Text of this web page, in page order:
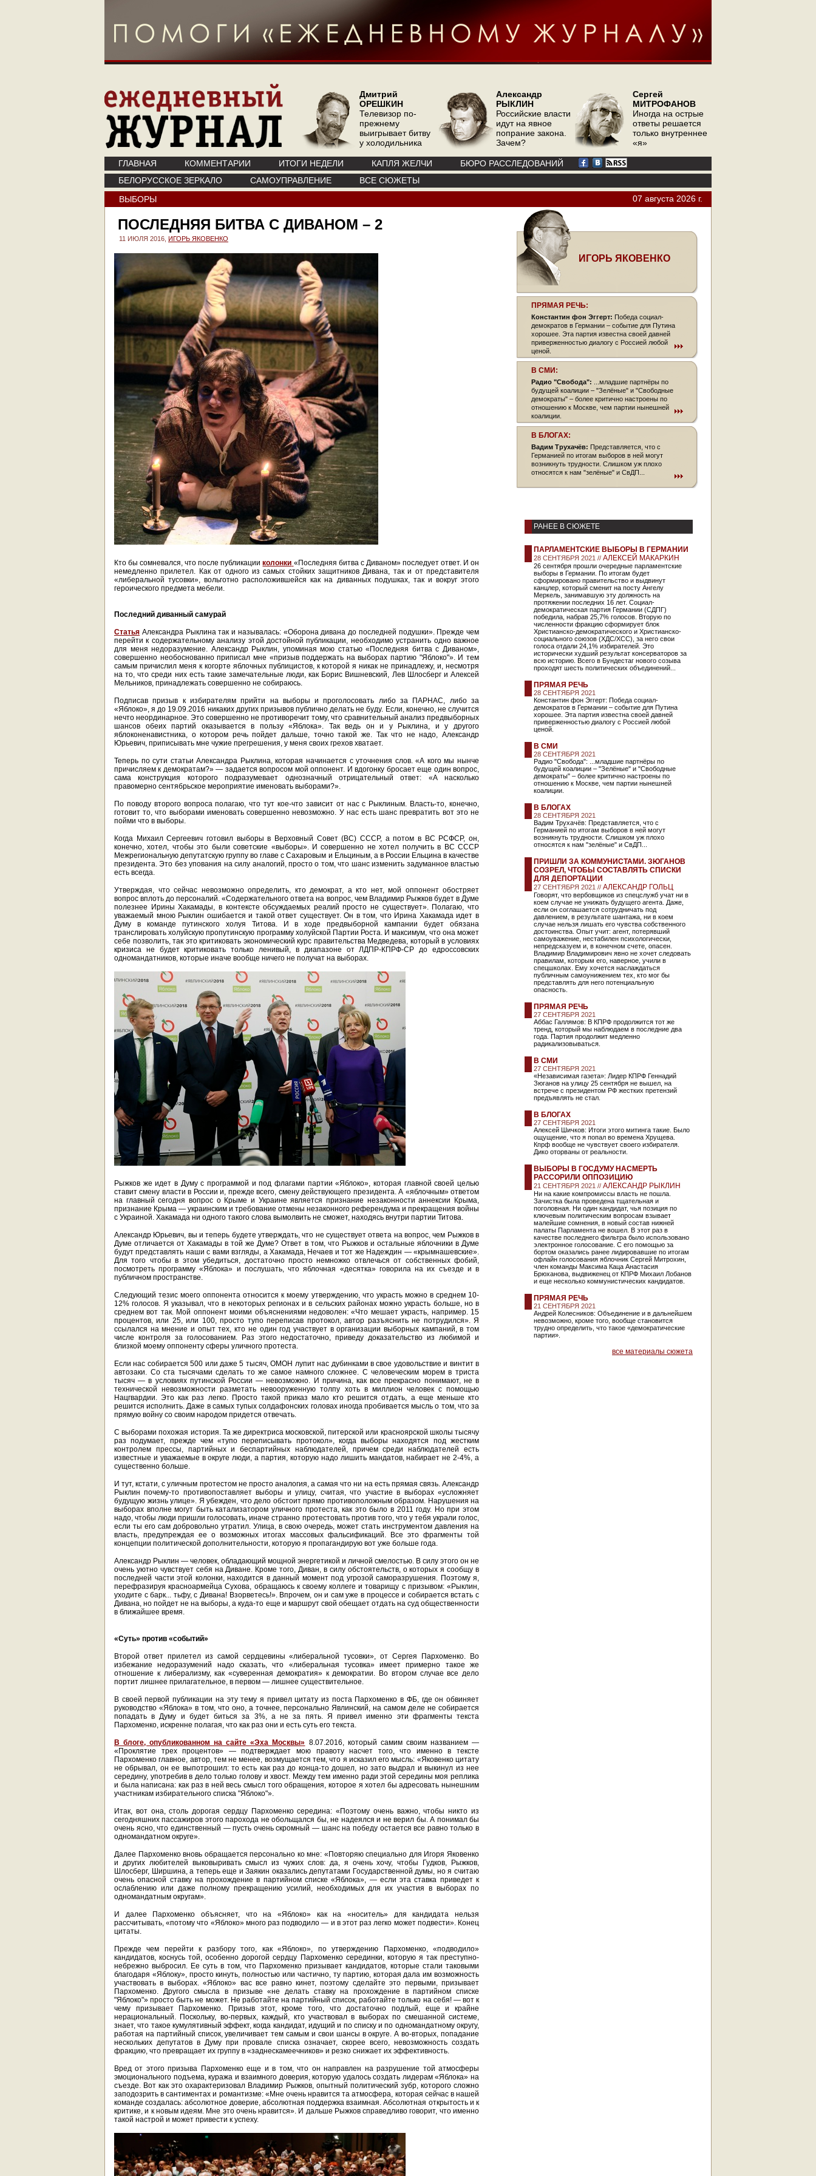
Дмитрий
ОРЕШКИН
Телевизор по-
прежнему
выигрывает битву
у холодильника
Александр
РЫКЛИН
Российские власти
идут на явное
попрание закона.
Зачем?
Сергей
МИТРОФАНОВ
Иногда на острые
ответы решается
только внутреннее
«я»
ГЛАВНАЯ КОММЕНТАРИИ ИТОГИ НЕДЕЛИ КАПЛЯ ЖЕЛЧИ
БЮРО РАССЛЕДОВАНИЙ
БЕЛОРУССКОЕ ЗЕРКАЛО
САМОУПРАВЛЕНИЕ
ВСЕ СЮЖЕТЫ
ВЫБОРЫ
07 августа 2026 г.
ПОСЛЕДНЯЯ БИТВА С ДИВАНОМ – 2
11 ИЮЛЯ 2016, ИГОРЬ ЯКОВЕНКО
Кто бы сомневался, что после публикацииколонки «Последняя битва с Диваном» последует ответ. И он
немедленно прилетел. Как от одного из самых стойких защитников Дивана, так и от представителя
«либеральной тусовки», вольготно расположившейся как на диванных подушках, так и вокруг этого
героического предмета мебели.
Последний диванный самурай
Статья Александра Рыклина так и называлась: «Оборона дивана до последней подушки». Прежде чем
перейти к содержательному анализу этой достойной публикации, необходимо устранить одно важное
для меня недоразумение. Александр Рыклин, упоминая мою статью «Последняя битва с Диваном»,
совершенно необоснованно приписал мне «призыв поддержать на выборах партию "Яблоко"». И тем
самым причислил меня к когорте яблочных публицистов, к которой я никак не принадлежу, и, несмотря
на то, что среди них есть такие замечательные люди, как Борис Вишневский, Лев Шлосберг и Алексей
Мельников, принадлежать совершенно не собираюсь.
Подписав призыв к избирателям прийти на выборы и проголосовать либо за ПАРНАС, либо за
«Яблоко», я до 19.09.2016 никаких других призывов публично делать не буду. Если, конечно, не случится
нечто неординарное. Это совершенно не противоречит тому, что сравнительный анализ предвыборных
шансов обеих партий оказывается в пользу «Яблока». Так ведь он и у Рыклина, и у другого
яблоконенавистника, о котором речь пойдет дальше, точно такой же. Так что не надо, Александр
Юрьевич, приписывать мне чужие прегрешения, у меня своих грехов хватает.
Теперь по сути статьи Александра Рыклина, которая начинается с уточнения слов. «А кого мы нынче
причисляем к демократам?» — задается вопросом мой оппонент. И вдогонку бросает еще один вопрос,
сама конструкция которого подразумевает однозначный отрицательный ответ: «А насколько
правомерно сентябрьское мероприятие именовать выборами?».
По поводу второго вопроса полагаю, что тут кое-что зависит от нас с Рыклиным. Власть-то, конечно,
готовит то, что выборами именовать совершенно невозможно. У нас есть шанс превратить вот это не
пойми что в выборы.
Когда Михаил Сергеевич готовил выборы в Верховный Совет (ВС) СССР, а потом в ВС РСФСР, он,
конечно, хотел, чтобы это были советские «выборы». И совершенно не хотел получить в ВС СССР
Межрегиональную депутатскую группу во главе с Сахаровым и Ельциным, а в России Ельцина в качестве
президента. Это без упования на силу аналогий, просто о том, что шанс изменить задуманное властью
есть всегда.
Утверждая, что сейчас невозможно определить, кто демократ, а кто нет, мой оппонент обостряет
вопрос вплоть до персоналий. «Содержательного ответа на вопрос, чем Владимир Рыжков будет в Думе
полезнее Ирины Хакамады, в контексте обсуждаемых реалий просто не существует». Полагаю, что
уважаемый мною Рыклин ошибается и такой ответ существует. Он в том, что Ирина Хакамада идет в
Думу в команде путинского холуя Титова. И в ходе предвыборной кампании будет обязана
транслировать холуйскую пропутинскую программу холуйской Партии Роста. И максимум, что она может
себе позволить, так это критиковать экономический курс правительства Медведева, который в условиях
кризиса не будет критиковать только ленивый, в диапазоне от ЛДПР-КПРФ-СР до едроссовских
одномандатников, которые иначе вообще ничего не получат на выборах.
Рыжков же идет в Думу с программой и под флагами партии «Яблоко», которая главной своей целью
ставит смену власти в России и, прежде всего, смену действующего президента. А «яблочным» ответом
на главный сегодня вопрос о Крыме и Украине является признание незаконности аннексии Крыма,
признание Крыма — украинским и требование отмены незаконного референдума и прекращения войны
с Украиной. Хакамада ни одного такого слова вымолвить не сможет, находясь внутри партии Титова.
Александр Юрьевич, вы и теперь будете утверждать, что не существует ответа на вопрос, чем Рыжков в
Думе отличается от Хакамады в той же Думе? Ответ в том, что Рыжков и остальные яблочники в Думе
будут представлять наши с вами взгляды, а Хакамада, Нечаев и тот же Надеждин — «крымнашевские».
Для того чтобы в этом убедиться, достаточно просто немножко отвлечься от собственных фобий,
посмотреть программу «Яблока» и послушать, что яблочная «десятка» говорила на их съезде и в
публичном пространстве.
Следующий тезис моего оппонента относится к моему утверждению, что украсть можно в среднем 10-
12% голосов. Я указывал, что в некоторых регионах и в сельских районах можно украсть больше, но в
среднем вот так. Мой оппонент моими объяснениями недоволен: «Что мешает украсть, например. 15
процентов, или 25, или 100, просто тупо переписав протокол, автор разъяснить не потрудился». Я
ссылался на мнение и опыт тех, кто не один год участвует в организации выборных кампаний, в том
числе контроля за голосованием. Раз этого недостаточно, приведу доказательство из любимой и
близкой моему оппоненту сферы уличного протеста.
Если нас собирается 500 или даже 5 тысяч, ОМОН лупит нас дубинками в свое удовольствие и винтит в
автозаки. Со ста тысячами сделать то же самое намного сложнее. С человеческим морем в триста
тысяч — в условиях путинской России — невозможно. И причина, как все прекрасно понимают, не в
технической невозможности разметать невооруженную толпу хоть в миллион человек с помощью
Нацгвардии. Это как раз легко. Просто такой приказ мало кто решится отдать, а еще меньше кто
решится исполнить. Даже в самых тупых солдафонских головах иногда пробивается мысль о том, что за
прямую войну со своим народом придется отвечать.
С выборами похожая история. Та же директриса московской, питерской или красноярской школы тысячу
раз подумает, прежде чем «тупо переписывать протокол», когда выборы находятся под жестким
контролем прессы, партийных и беспартийных наблюдателей, причем среди наблюдателей есть
известные и уважаемые в округе люди, а партия, которую надо лишить мандатов, набирает не 2-4%, а
существенно больше.
И тут, кстати, с уличным протестом не просто аналогия, а самая что ни на есть прямая связь. Александр
Рыклин почему-то противопоставляет выборы и улицу, считая, что участие в выборах «усложняет
будущую жизнь улице». Я убежден, что дело обстоит прямо противоположным образом. Нарушения на
выборах вполне могут быть катализатором уличного протеста, как это было в 2011 году. Но при этом
надо, чтобы люди пришли голосовать, иначе странно протестовать против того, что у тебя украли голос,
если ты его сам добровольно утратил. Улица, в свою очередь, может стать инструментом давления на
власть, предупреждая ее о возможных итогах массовых фальсификаций. Все это фрагменты той
концепции политической дополнительности, которую я пропагандирую вот уже больше года.
Александр Рыклин — человек, обладающий мощной энергетикой и личной смелостью. В силу этого он не
очень уютно чувствует себя на Диване. Кроме того, Диван, в силу обстоятельств, о которых я сообщу в
последней части этой колонки, находится в данный момент под угрозой саморазрушения. Поэтому я,
перефразируя красноармейца Сухова, обращаюсь к своему коллеге и товарищу с призывом: «Рыклин,
уходите с барк... тьфу, с Дивана! Взорветесь!». Впрочем, он и сам уже в процессе и собирается встать с
Дивана, но пойдет не на выборы, а куда-то еще и маршрут свой обещает отдать на суд общественности
в ближайшее время.
«Суть» против «событий»
Второй ответ прилетел из самой сердцевины «либеральной тусовки», от Сергея Пархоменко. Во
избежание недоразумений надо сказать, что «либеральная тусовка» имеет примерно такое же
отношение к либерализму, как «суверенная демократия» к демократии. Во втором случае все дело
портит лишнее прилагательное, в первом — лишнее существительное.
В своей первой публикации на эту тему я привел цитату из поста Пархоменко в ФБ, где он обвиняет
руководство «Яблока» в том, что оно, а точнее, персонально Явлинский, на самом деле не собирается
попадать в Думу и будет биться за 3%, а не за пять. Я привел именно эти фрагменты текста
Пархоменко, искренне полагая, что как раз они и есть суть его текста.
В блоге, опубликованном на сайте «Эха Москвы» 8.07.2016, который самим своим названием —
«Проклятие трех процентов» — подтверждает мою правоту насчет того, что именно в тексте
Пархоменко главное, автор, тем не менее, возмущается тем, что я исказил его мысль: «Яковенко цитату
не обрывал, он ее выпотрошил: то есть как раз до конца-то дошел, но зато выдрал и выкинул из нее
середину, употребив в дело только голову и хвост. Между тем именно ради этой середины моя реплика
и была написана: как раз в ней весь смысл того обращения, которое я хотел бы адресовать нынешним
участникам избирательного списка "Яблоко"».
Итак, вот она, столь дорогая сердцу Пархоменко середина: «Поэтому очень важно, чтобы никто из
сегодняшних пассажиров этого парохода не обольщался бы, не надеялся и не верил бы. А понимал бы
очень ясно, что единственный — пусть очень скромный — шанс на победу остается все равно только в
одномандатном округе».
Далее Пархоменко вновь обращается персонально ко мне: «Повторяю специально для Игоря Яковенко
и других любителей выковыривать смысл из чужих слов: да, я очень хочу, чтобы Гудков, Рыжков,
Шлосберг, Ширшина, а теперь еще и Заякин оказались депутатами Государственной думы, но я считаю
очень опасной ставку на прохождение в партийном списке «Яблока», — если эта ставка приведет к
ослаблению или даже полному прекращению усилий, необходимых для их участия в выборах по
одномандатным округам».
И далее Пархоменко объясняет, что на «Яблоко» как на «носитель» для кандидата нельзя
рассчитывать, «потому что «Яблоко» много раз подводило — и в этот раз легко может подвести». Конец
цитаты.
Прежде чем перейти к разбору того, как «Яблоко», по утверждению Пархоменко, «подводило»
кандидатов, коснусь той, особенно дорогой сердцу Пархоменко серединки, которую я так преступно-
небрежно выбросил. Ее суть в том, что Пархоменко призывает кандидатов, которые стали таковыми
благодаря «Яблоку», просто кинуть, полностью или частично, ту партию, которая дала им возможность
участвовать в выборах. «Яблоко» вас все равно кинет, поэтому сделайте это первыми, призывает
Пархоменко. Другого смысла в призыве «не делать ставку на прохождение в партийном списке
"Яблоко"» просто быть не может. Не работайте на партийный список, работайте только на себя! — вот к
чему призывает Пархоменко. Призыв этот, кроме того, что достаточно подлый, еще и крайне
нерациональный. Поскольку, во-первых, каждый, кто участвовал в выборах по смешанной системе,
знает, что такое кумулятивный эффект, когда кандидат, идущий и по списку и по одномандатному округу,
работая на партийный список, увеличивает тем самым и свои шансы в округе. А во-вторых, попадание
нескольких депутатов в Думу при провале списка означает, скорее всего, невозможность создать
фракцию, что превращает их группу в «заднескамеечников» и резко снижает их эффективность.
Вред от этого призыва Пархоменко еще и в том, что он направлен на разрушение той атмосферы
эмоционального подъема, куража и взаимного доверия, которую удалось создать лидерам «Яблока» на
съезде. Вот как это охарактеризовал Владимир Рыжков, опытный политический зубр, которого сложно
заподозрить в сантиментах и романтизме: «Мне очень нравится та атмосфера, которая сейчас в нашей
команде создалась: абсолютное доверие, абсолютная поддержка взаимная. Абсолютная открытость и к
критике, и к новым идеям. Мне это очень нравится». И дальше Рыжков справедливо говорит, что именно
такой настрой и может привести к успеху.
ИГОРЬ ЯКОВЕНКО
ПРЯМАЯ РЕЧЬ:
Константин фон Эггерт: Победа социал-
демократов в Германии – событие для Путина
хорошее. Эта партия известна своей давней
приверженностью диалогу с Россией любой
ценой.
В СМИ:
Радио "Свобода": ...младшие партнёры по
будущей коалиции – "Зелёные" и "Свободные
демократы" – более критично настроены по
отношению к Москве, чем партии нынешней
коалиции.
В БЛОГАХ:
Вадим Трухачёв: Представляется, что с
Германией по итогам выборов в ней могут
возникнуть трудности. Слишком уж плохо
относятся к нам "зелёные" и СвДП...
РАНЕЕ В СЮЖЕТЕ
ПАРЛАМЕНТСКИЕ ВЫБОРЫ В ГЕРМАНИИ
28 СЕНТЯБРЯ 2021 // АЛЕКСЕЙ МАКАРКИН
26 сентября прошли очередные парламентские
выборы в Германии. По итогам будет
сформировано правительство и выдвинут
канцлер, который сменит на посту Ангелу
Меркель, занимавшую эту должность на
протяжении последних 16 лет. Социал-
демократическая партия Германии (СДПГ)
победила, набрав 25,7% голосов. Вторую по
численности фракцию сформирует блок
Христианско-демократического и Христианско-
социального союзов (ХДС/ХСС), за него свои
голоса отдали 24,1% избирателей. Это
исторически худший результат консерваторов за
всю историю. Всего в Бундестаг нового созыва
проходят шесть политических объединений...
ПРЯМАЯ РЕЧЬ
28 СЕНТЯБРЯ 2021
Константин фон Эггерт: Победа социал-
демократов в Германии – событие для Путина
хорошее. Эта партия известна своей давней
приверженностью диалогу с Россией любой
ценой.
В СМИ
28 СЕНТЯБРЯ 2021
Радио "Свобода": ...младшие партнёры по
будущей коалиции – "Зелёные" и "Свободные
демократы" – более критично настроены по
отношению к Москве, чем партии нынешней
коалиции.
В БЛОГАХ
28 СЕНТЯБРЯ 2021
Вадим Трухачёв: Представляется, что с
Германией по итогам выборов в ней могут
возникнуть трудности. Слишком уж плохо
относятся к нам "зелёные" и СвДП...
ПРИШЛИ ЗА КОММУНИСТАМИ. ЗЮГАНОВ
СОЗРЕЛ, ЧТОБЫ СОСТАВЛЯТЬ СПИСКИ
ДЛЯ ДЕПОРТАЦИИ
27 СЕНТЯБРЯ 2021 // АЛЕКСАНДР ГОЛЬЦ
Говорят, что вербовщиков из спецслужб учат ни в
коем случае не унижать будущего агента. Даже,
если он соглашается сотрудничать под
давлением, в результате шантажа, ни в коем
случае нельзя лишать его чувства собственного
достоинства. Опыт учит: агент, потерявший
самоуважение, нестабилен психологически,
непредсказуем и, в конечном счете, опасен.
Владимир Владимирович явно не хочет следовать
правилам, которым его, наверное, учили в
спецшколах. Ему хочется наслаждаться
публичным самоунижением тех, кто мог бы
представлять для него потенциальную
опасность.
ПРЯМАЯ РЕЧЬ
27 СЕНТЯБРЯ 2021
Аббас Галлямов: В КПРФ продолжится тот же
тренд, который мы наблюдаем в последние два
года. Партия продолжит медленно
радикализовываться.
В СМИ
27 СЕНТЯБРЯ 2021
«Независимая газета»: Лидер КПРФ Геннадий
Зюганов на улицу 25 сентября не вышел, на
встрече с президентом РФ жестких претензий
предъявлять не стал.
В БЛОГАХ
27 СЕНТЯБРЯ 2021
Алексей Шичков: Итоги этого митинга такие. Было
ощущение, что я попал во времена Хрущева.
Кпрф вообще не чувствует своего избирателя.
Дико оторваны от реальности.
ВЫБОРЫ В ГОСДУМУ НАСМЕРТЬ
РАССОРИЛИ ОППОЗИЦИЮ
21 СЕНТЯБРЯ 2021 // АЛЕКСАНДР РЫКЛИН
Ни на какие компромиссы власть не пошла.
Зачистка была проведена тщательная и
поголовная. Ни один кандидат, чья позиция по
ключевым политическим вопросам взывает
малейшие сомнения, в новый состав нижней
палаты Парламента не вошел. В этот раз в
качестве последнего фильтра было использовано
электронное голосование. С его помощью за
бортом оказались ранее лидировавшие по итогам
офлайн голосования яблочник Сергей Митрохин,
член команды Максима Каца Анастасия
Брюханова, выдвиженец от КПРФ Михаил Лобанов
и еще несколько коммунистических кандидатов.
ПРЯМАЯ РЕЧЬ
21 СЕНТЯБРЯ 2021
Андрей Колесников: Объединение и в дальнейшем
невозможно, кроме того, вообще становится
трудно определить, что такое «демократические
партии».
все материалы сюжета